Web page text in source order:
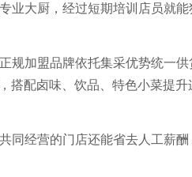
业大厨，经过短期培训店员就能
规加盟品牌依托集采优势统一
，搭配卤味、饮品、特色小菜提
同经营的门店还能省去人工薪